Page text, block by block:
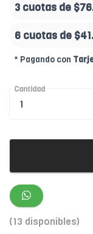
3 cuotas de
6 cuotas de
* Pagando con
Cantidad
(13 disponibles)